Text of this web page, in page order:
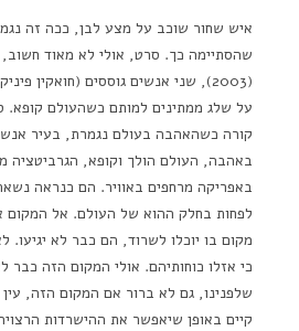
איש שחור שוכב על מצע לבן, ככה זה
שהסתיימה כך. סרט, אולי לא מאוד חשוב,
(2003), שני אנשים גוססים (חואקין
על שלג ממתינים למותם כשהעולם קופא.
קורה כשהאהבה בעולם נגמרת, בעיר
באהבה, העולם הולך וקופא, הגרביטציה
באפריקה מרחפים באוויר. הם כנראה
לפחות בחלק ההוא של העולם. אל המקום
מקום בו יוכלו לשרוד, הם כבר לא יגיעו.
כי אזלו כוחותיהם. אולי המקום הזה כבר
שלפנינו, גם לא ברור אם המקום הזה,
קיים באופן שיאפשר את ההישרדות